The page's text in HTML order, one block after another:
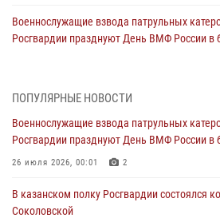
Военнослужащие взвода патрульных
Росгвардии празднуют День ВМФ России в
Татарстанские росгвардейцы завоевали
24 июля 2026, 15:05 4
В казанском полку Росгвардии состоялся
23 июля 2026, 10:22
ПОПУЛЯРНЫЕ НОВОСТИ
Военнослужащие взвода патрульных
Росгвардии празднуют День ВМФ России в
26 июля 2026, 00:01 2
В казанском полку Росгвардии состоялся
Соколовской